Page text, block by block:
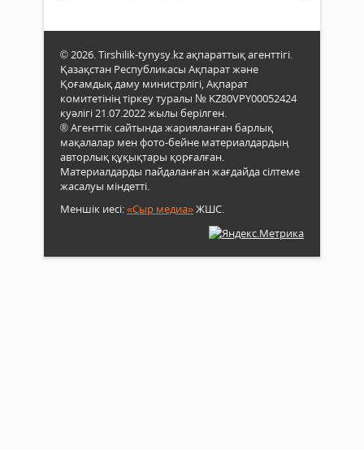
© 2026. Tirshilik-tynysy.kz ақпараттық агенттігі.
Қазақстан Республикасы Ақпарат және
Қоғамдық даму министрлігі, Ақпарат
комитетінің тіркеу туралы № KZ80VPY00052424
куәлігі 21.07.2022 жылы берілген.
® Агенттік сайтында жарияланған барлық
мақалалар мен фото-бейне материалдардың
авторлық құқықтары қорғалған.
Материалдарды пайдаланған жағдайда сілтеме
жасалуы міндетті.
Меншік иесі:«Сыр медиа»ЖШС.